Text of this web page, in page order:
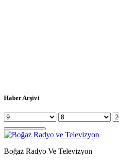
Haber Arşivi
Boğaz Radyo Ve Televizyon